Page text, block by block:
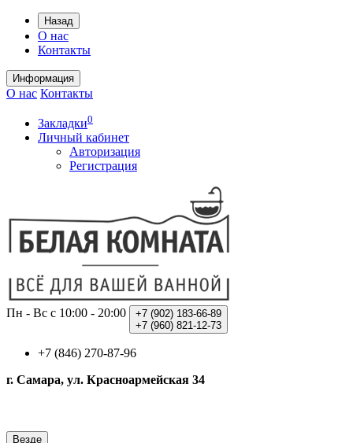
Назад
О нас
Контакты
Информация
О нас Контакты
Закладки0
Личный кабинет
Авторизация
Регистрация
Пн - Вс с 10:00 - 20:00 +7 (902) 183-66-89
+7 (960) 821-12-73
+7 (846) 270-87-96
г. Самара, ул. Красноармейская 34
Везде